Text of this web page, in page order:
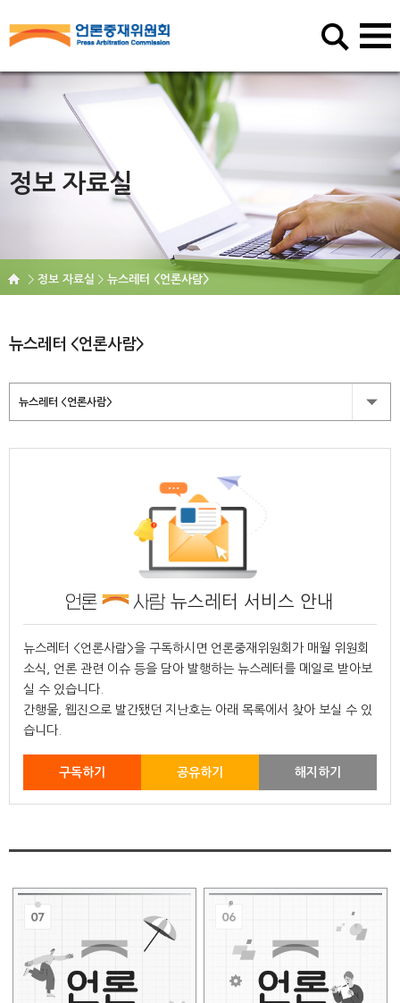
정보 자료실
정보 자료실 뉴스레터 <언론사람>
뉴스레터 <언론사람>
뉴스레터 <언론사람>
뉴스레터 서비스 안내
뉴스레터 <언론사람>을 구독하시면 언론중재위원회가 매월 위원회
소식, 언론 관련 이슈 등을 담아 발행하는 뉴스레터를 메일로 받아보
실 수 있습니다.
간행물, 웹진으로 발간됐던 지난호는 아래 목록에서 찾아 보실 수 있
습니다.
구독하기 공유하기 해지하기